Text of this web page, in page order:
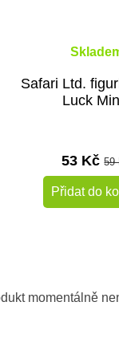
Safari Ltd.
Luck
53 Kč59
Přidat do
momentálně